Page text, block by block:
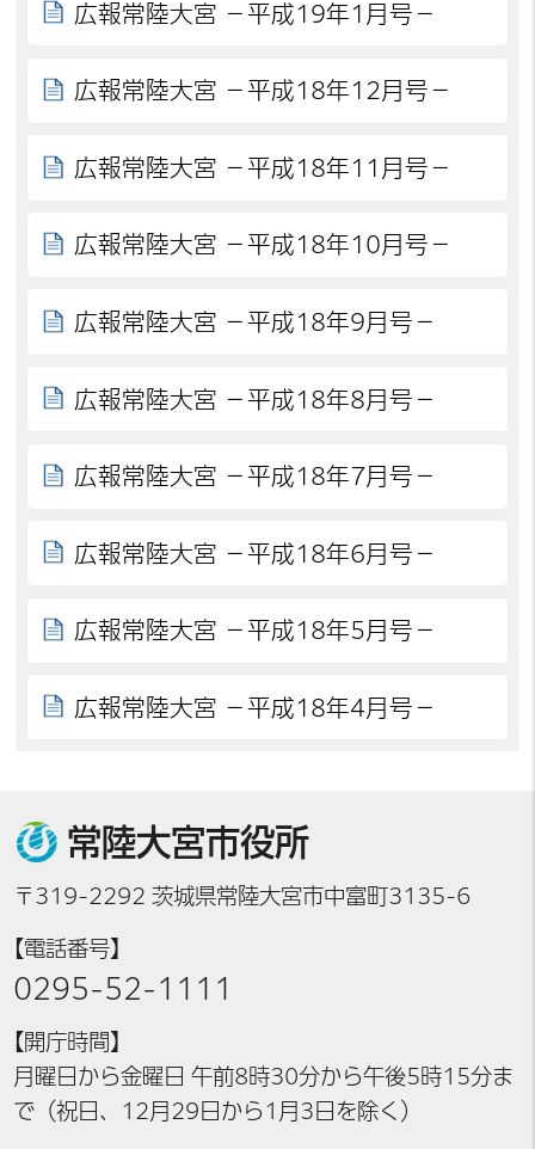
広報常陸大宮 －平成19年1月号－
広報常陸大宮 －平成18年12月号－
広報常陸大宮 －平成18年11月号－
広報常陸大宮 －平成18年10月号－
広報常陸大宮 －平成18年9月号－
広報常陸大宮 －平成18年8月号－
広報常陸大宮 －平成18年7月号－
広報常陸大宮 －平成18年6月号－
広報常陸大宮 －平成18年5月号－
広報常陸大宮 －平成18年4月号－
常陸大宮市役所
〒319-2292 茨城県常陸大宮市中富町3135-6
【電話番号】
0295-52-1111
【開庁時間】
月曜日から金曜日 午前8時30分から午後5時15分ま
で（祝日、12月29日から1月3日を除く）